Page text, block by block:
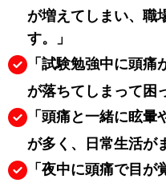
が増えてしまい、職
す。」
「試験勉強中に頭
が落ちてしまって困
「頭痛と一緒に眩
が多く、日常生活が
「夜中に頭痛で目